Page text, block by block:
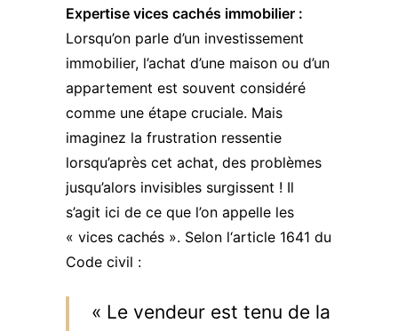
Expertise vices cachés immobilier :
Lorsqu’on parle d’un investissement
immobilier, l’achat d’une maison ou d’un
appartement est souvent considéré
comme une étape cruciale. Mais
imaginez la frustration ressentie
lorsqu’après cet achat, des problèmes
jusqu’alors invisibles surgissent ! Il
s’agit ici de ce que l’on appelle les
« vices cachés ». Selon l‘article 1641 du
Code civil :
« Le vendeur est tenu de la